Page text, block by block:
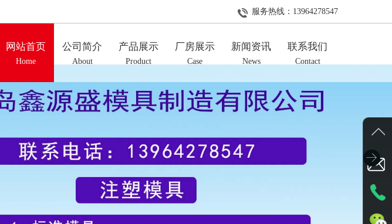
服务热线： 13964278547
网站首页
Home
公司简介
About
产品展示
Product
厂房展示
Case
新闻资讯
News
联系我们
Contact